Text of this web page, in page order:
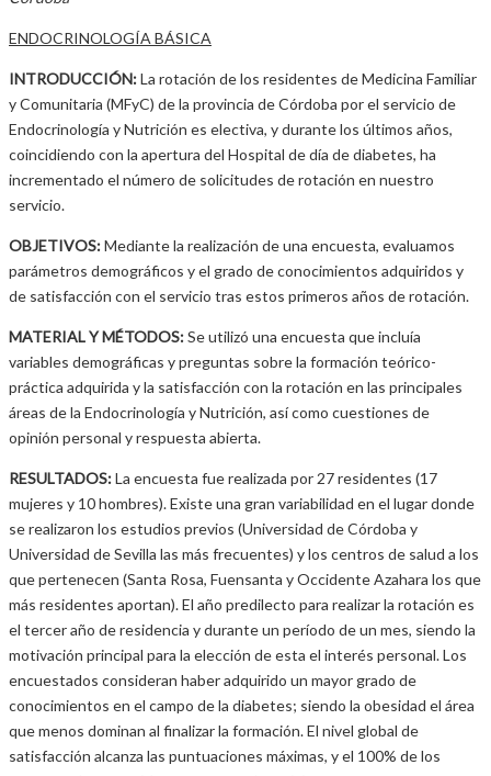
ENDOCRINOLOGÍA BÁSICA
INTRODUCCIÓN:La rotación de los residentes de Medicina Familiar
y Comunitaria (MFyC) de la provincia de Córdoba por el servicio de
Endocrinología y Nutrición es electiva, y durante los últimos años,
coincidiendo con la apertura del Hospital de día de diabetes, ha
incrementado el número de solicitudes de rotación en nuestro
servicio.
OBJETIVOS:Mediante la realización de una encuesta, evaluamos
parámetros demográficos y el grado de conocimientos adquiridos y
de satisfacción con el servicio tras estos primeros años de rotación.
MATERIAL Y MÉTODOS:Se utilizó una encuesta que incluía
variables demográficas y preguntas sobre la formación teórico-
práctica adquirida y la satisfacción con la rotación en las principales
áreas de la Endocrinología y Nutrición, así como cuestiones de
opinión personal y respuesta abierta.
RESULTADOS:La encuesta fue realizada por 27 residentes (17
mujeres y 10 hombres). Existe una gran variabilidad en el lugar donde
se realizaron los estudios previos (Universidad de Córdoba y
Universidad de Sevilla las más frecuentes) y los centros de salud a los
que pertenecen (Santa Rosa, Fuensanta y Occidente Azahara los que
más residentes aportan). El año predilecto para realizar la rotación es
el tercer año de residencia y durante un período de un mes, siendo la
motivación principal para la elección de esta el interés personal. Los
encuestados consideran haber adquirido un mayor grado de
conocimientos en el campo de la diabetes; siendo la obesidad el área
que menos dominan al finalizar la formación. El nivel global de
satisfacción alcanza las puntuaciones máximas, y el 100% de los